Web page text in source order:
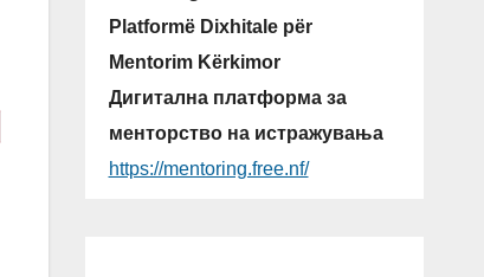
Platformë Dixhitale për
Mentorim Kërkimor
Дигитална платформа за
менторство на истражувања
https://mentoring.free.nf/